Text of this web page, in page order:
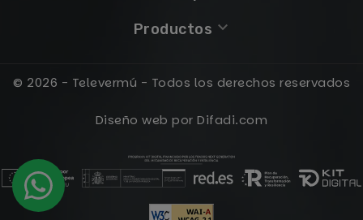
Productos keyboard_arrow_down
© 2026 - Televermú - Todos los derechos reservados
Diseño web por Difadi.com